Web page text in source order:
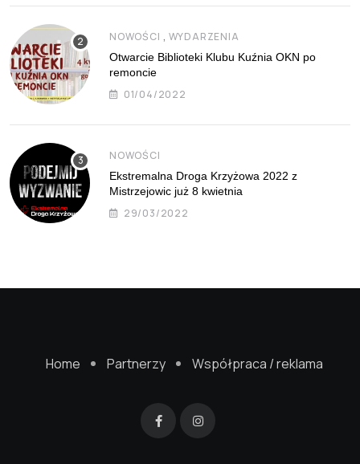
NOWOŚCI , WYDARZENIA
Otwarcie Biblioteki Klubu Kuźnia OKN po
remoncie
01/04/2022
NOWOŚCI
Ekstremalna Droga Krzyżowa 2022 z
Mistrzejowic już 8 kwietnia
29/03/2022
Home Partnerzy Współpraca / reklama